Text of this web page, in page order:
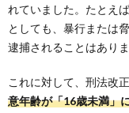
れていました。たとえ
としても、暴行または
逮捕されることはありま
これに対して、刑法改
意年齢が「16歳未満」